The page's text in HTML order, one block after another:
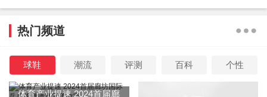
生活中部分男人出现阳痿疾病，是因为身体过于虚弱引
调理，则会影响阴茎部位的血液循环，最终导致勃起困难。
所以说，男人们想要提高勃起功能，远离阳痿疾病，一
热门频道
球鞋 潮流 评测 百科 个性
体育产业提速 2024首届廊